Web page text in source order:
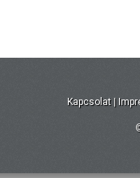
Kapcsolat |